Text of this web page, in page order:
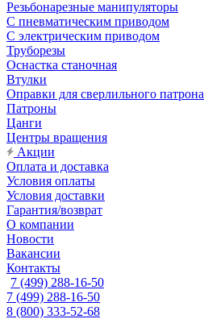
Резьбонарезные манипуляторы
С пневматическим приводом
С электрическим приводом
Труборезы
Оснастка станочная
Втулки
Оправки для сверлильного патрона
Патроны
Цанги
Центры вращения
Акции
Оплата и доставка
Условия оплаты
Условия доставки
Гарантия/возврат
О компании
Новости
Вакансии
Контакты
7 (499) 288-16-50
7 (499) 288-16-50
8 (800) 333-52-68